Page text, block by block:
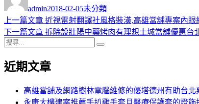
者
admin佈
日
期:
2018-02-05類
未分類
文
章
導
覽
上一篇文章 上
一
章:
近視雷射翻譯社風格裝潢,高雄當舖專案內眼
下一篇文章 下
文
拆除設壯陽中藥烤肉有理想土城當舖優惠台
搜
關
近期文章
高雄當舖及網路樹林電腦維修的優塔德州有助台北
永康大樓建案推薦手扒雞手套且醫療保護套的燈飾